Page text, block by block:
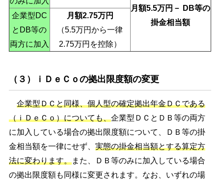
月額5.5万円－ DB等の
掛金相当額
企業型DC
とDB等の
両方に加入
月額2.75万円
（5.5万円から一律
2.75万円を控除）
（３）ｉＤｅＣｏの拠出限度額の変更
企業型ＤＣと同様、個人型の確定拠出年金ＤＣである
（ｉＤｅＣｏ）についても、企業型ＤＣとＤＢ等の両方
に加入している場合の拠出限度額について、ＤＢ等の掛
金相当額を一律にせず、 実態の掛金相当額とする算定方
法に変わります。また、ＤＢ等のみに加入している場合
の拠出限度額も同様に変更されます。なお、いずれの場